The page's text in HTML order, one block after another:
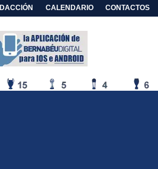
CALENDARIO CONTACTOS